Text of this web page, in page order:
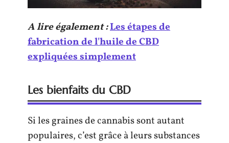
A lire également :Les étapes de
fabrication de l'huile de CBD
expliquées simplement
Les bienfaits du CBD
Si les graines de cannabis sont autant
populaires, c’est grâce à leurs substances